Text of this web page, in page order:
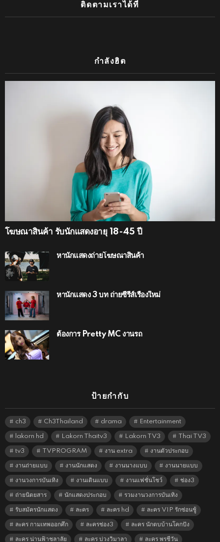
ติดตามเราได้ที่
กำลังฮิต
โฆษณาสินค้า รับนักแสดงอายุ 18-45 ปี
หานักแสดงถ่ายโฆษณาสินค้า
หานักแสดง 3 บท ถ่ายซีรีส์เรื่องใหม่
ต้องการ Pretty MC งานรถ
ป้ายกำกับ
ch3 Ch3Thailand drama Entertainment
lakorn hd Lakorn Thaitv3 Lakorn TV3 Thai TV3
tv3 TVPROGRAM งาน extra งานตัวประกอบ
งานถ่ายแบบ งานนักแสดง งานนางแบบ งานนายแบบ
งานวงการบันเทิง งานเดินแบบ งานแฟชั่นโชว์ ช่อง3
ถ่ายนิตยสาร นักแสดงประกอบ รวมงานวงการบันเทิง
รับสมัครนักแสดง ละคร ละคร hd ละคร VIP รักซ่อนชู้
ละคร กามเทพออกศึก ละครช่อง3 ละคร นักตบบ้านโคกปัง
ละคร น่านฟ้าชลาลัย ละคร บ่วงวิมาลา ละคร พรชีวัน